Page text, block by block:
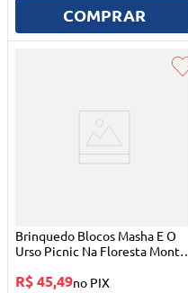
COMPRAR
Brinquedo Blocos Masha E O
Urso Picnic Na Floresta Monte
R$ 45,49no PIX